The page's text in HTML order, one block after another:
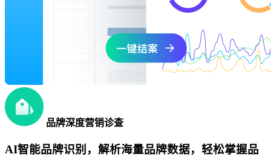
品牌深度营销诊查
AI智能品牌识别，解析海量品牌数据，轻松掌握品